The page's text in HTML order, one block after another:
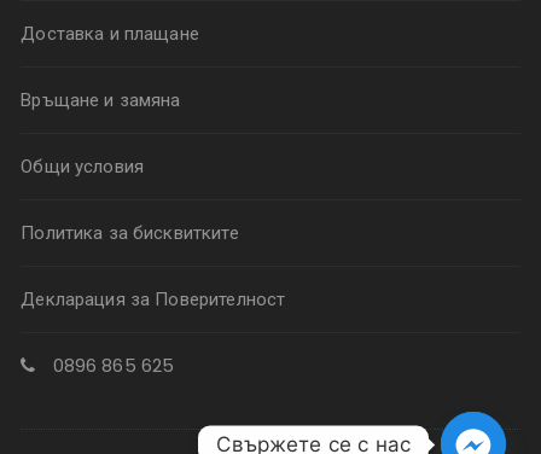
Доставка и плащане
Връщане и замяна
Общи условия
Политика за бисквитките
Декларация за Поверителност
0896 865 625
Свържете се с нас